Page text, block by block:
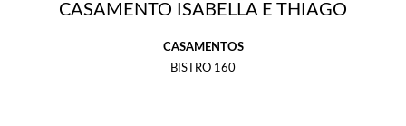
CASAMENTO ISABELLA E THIAGO
CASAMENTOS
BISTRO 160